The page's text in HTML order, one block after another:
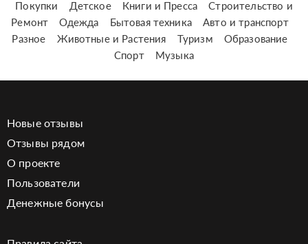
Покупки
Детское Книги и Пресса
Строительство и
Ремонт
Одежда Бытовая техника
Авто и транспорт
Разное
Животные и Растения Туризм
Образование
Спорт
Музыка
Новые отзывы
Отзывы рядом
О проекте
Пользователи
Денежные бонусы